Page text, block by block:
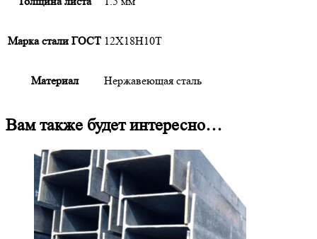
Марка стали ГОСТ 12Х18Н10Т
Материал Нержавеющая сталь
Вам также будет интересно…